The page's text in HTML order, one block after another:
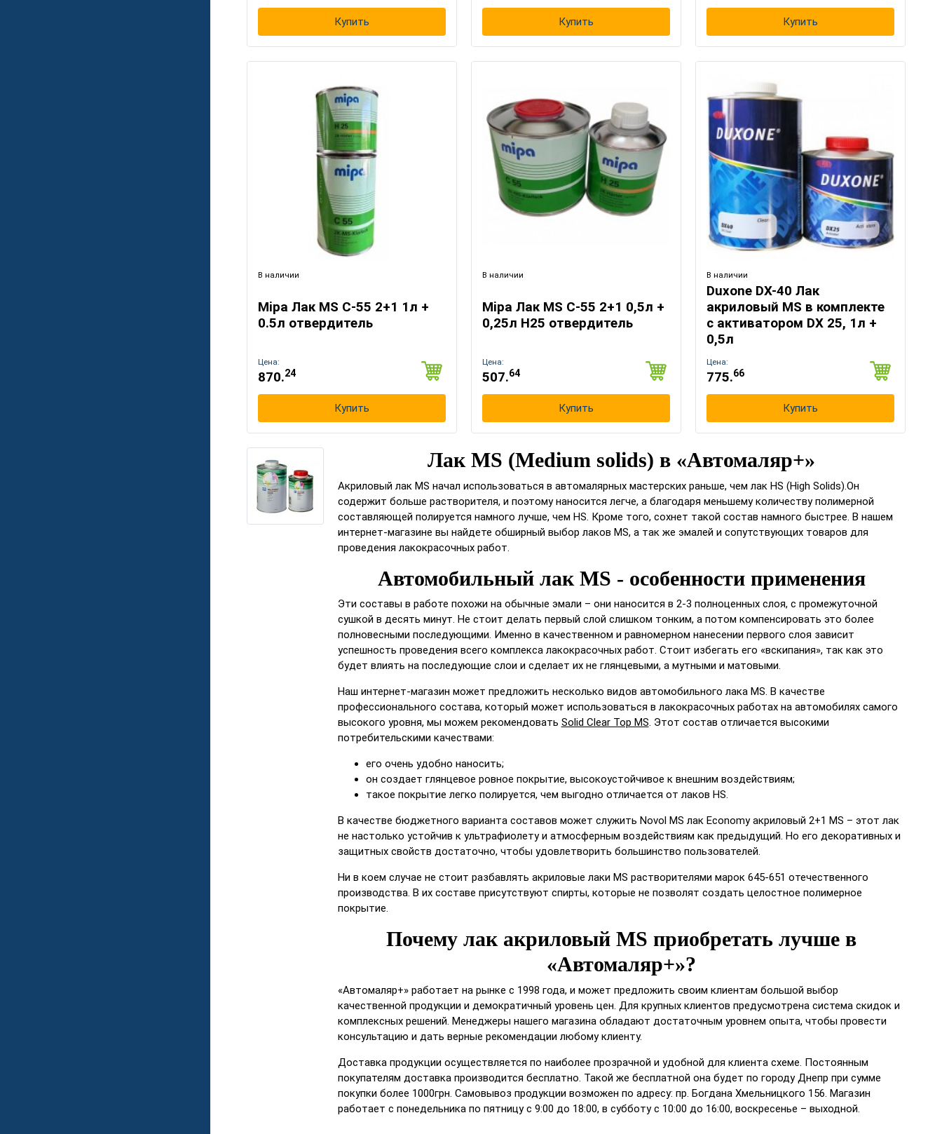
Купить Купить Купить
В наличии
Mipa Лак МS C-55 2+1 1л +
0.5л отвердитель
Цена:
870.24
Купить
В наличии
Mipa Лак МS C-55 2+1 0,5л +
0,25л Н25 отвердитель
Цена:
507.64
Купить
В наличии
Duxone DX-40 Лак
акриловый MS в комплекте
с активатором DX 25, 1л +
0,5л
Цена:
775.66
Купить
Лак MS (Medium solids) в «Автомаляр+»
Акриловый лак MS начал использоваться в автомалярных мастерских раньше, чем лак HS (High Solids).Он
содержит больше растворителя, и поэтому наносится легче, а благодаря меньшему количеству полимерной
составляющей полируется намного лучше, чем HS. Кроме того, сохнет такой состав намного быстрее. В нашем
интернет-магазине вы найдете обширный выбор лаков MS, а так же эмалей и сопутствующих товаров для
проведения лакокрасочных работ.
Автомобильный лак MS - особенности применения
Эти составы в работе похожи на обычные эмали – они наносится в 2-3 полноценных слоя, с промежуточной
сушкой в десять минут. Не стоит делать первый слой слишком тонким, а потом компенсировать это более
полновесными последующими. Именно в качественном и равномерном нанесении первого слоя зависит
успешность проведения всего комплекса лакокрасочных работ. Стоит избегать его «вскипания», так как это
будет влиять на последующие слои и сделает их не глянцевыми, а мутными и матовыми.
Наш интернет-магазин может предложить несколько видов автомобильного лака MS. В качестве
профессионального состава, который может использоваться в лакокрасочных работах на автомобилях самого
высокого уровня, мы можем рекомендовать Solid Clear Top MS. Этот состав отличается высокими
потребительскими качествами:
его очень удобно наносить;
он создает глянцевое ровное покрытие, высокоустойчивое к внешним воздействиям;
такое покрытие легко полируется, чем выгодно отличается от лаков HS.
В качестве бюджетного варианта составов может служить Novol MS лак Economy акриловый 2+1 MS – этот лак
не настолько устойчив к ультрафиолету и атмосферным воздействиям как предыдущий. Но его декоративных и
защитных свойств достаточно, чтобы удовлетворить большинство пользователей.
Ни в коем случае не стоит разбавлять акриловые лаки MS растворителями марок 645-651 отечественного
производства. В их составе присутствуют спирты, которые не позволят создать целостное полимерное
покрытие.
Почему лак акриловый MS приобретать лучше в
«Автомаляр+»?
«Автомаляр+» работает на рынке с 1998 года, и может предложить своим клиентам большой выбор
качественной продукции и демократичный уровень цен. Для крупных клиентов предусмотрена система скидок и
комплексных решений. Менеджеры нашего магазина обладают достаточным уровнем опыта, чтобы провести
консультацию и дать верные рекомендации любому клиенту.
Доставка продукции осуществляется по наиболее прозрачной и удобной для клиента схеме. Постоянным
покупателям доставка производится бесплатно. Такой же бесплатной она будет по городу Днепр при сумме
покупки более 1000грн. Самовывоз продукции возможен по адресу: пр. Богдана Хмельницкого 156. Магазин
работает с понедельника по пятницу с 9:00 до 18:00, в субботу с 10:00 до 16:00, воскресенье – выходной.